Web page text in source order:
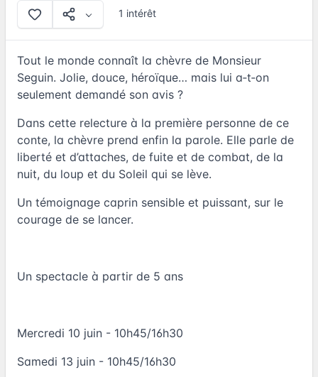
1 intérêt
Tout le monde connaît la chèvre de Monsieur
Seguin. Jolie, douce, héroïque… mais lui a‑t‑on
seulement demandé son avis ?
Dans cette relecture à la première personne de ce
conte, la chèvre prend enfin la parole. Elle parle de
liberté et d’attaches, de fuite et de combat, de la
nuit, du loup et du Soleil qui se lève.
Un témoignage caprin sensible et puissant, sur le
courage de se lancer.
Un spectacle à partir de 5 ans
Mercredi 10 juin - 10h45/16h30
Samedi 13 juin - 10h45/16h30